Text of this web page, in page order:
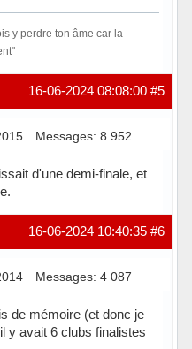
y perdre ton âme car la
#5
16-06-2024 08:08:00
Messages: 8 952
d'une demi-finale, et
#6
16-06-2024 10:40:35
Messages: 4 087
de mémoire (et donc je
y avait 6 clubs finalistes